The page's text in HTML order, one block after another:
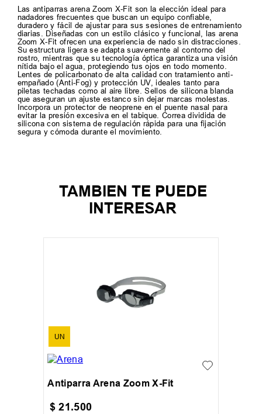
Las antiparras arena Zoom X-Fit son la elección ideal para
nadadores frecuentes que buscan un equipo confiable,
duradero y fácil de ajustar para sus sesiones de entrenamiento
diarias. Diseñadas con un estilo clásico y funcional, las arena
Zoom X-Fit ofrecen una experiencia de nado sin distracciones.
Su estructura ligera se adapta suavemente al contorno del
rostro, mientras que su tecnología óptica garantiza una visión
nítida bajo el agua, protegiendo tus ojos en todo momento.
Lentes de policarbonato de alta calidad con tratamiento anti-
empañado (Anti-Fog) y protección UV, ideales tanto para
piletas techadas como al aire libre. Sellos de silicona blanda
que aseguran un ajuste estanco sin dejar marcas molestas.
Incorpora un protector de neoprene en el puente nasal para
evitar la presión excesiva en el tabique. Correa dividida de
silicona con sistema de regulación rápida para una fijación
segura y cómoda durante el movimiento.
TAMBIEN TE PUEDE
INTERESAR
UN
Antiparra Arena Zoom X-Fit
$ 21.500